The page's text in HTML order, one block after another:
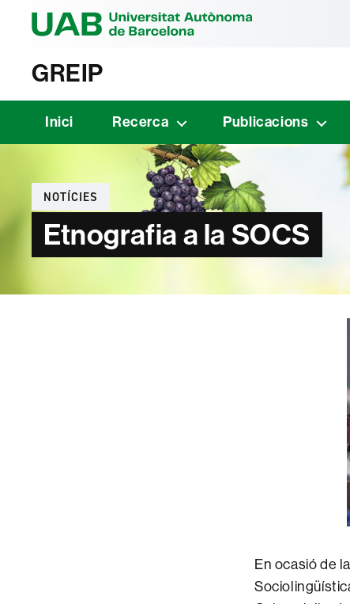
GREIP
Inici Recerca Publicacions
Categories
NOTÍCIES
Etnografia a la SOCS
En ocasió de